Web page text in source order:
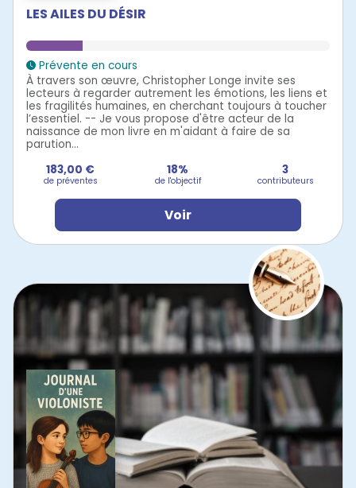
LES AILES DU DÉSIR
Prévente en cours
À travers son œuvre, Christopher Longe invite ses
lecteurs à regarder autrement les émotions, les liens et
les fragilités humaines, en cherchant toujours à toucher
l’essentiel. -- Je vous propose d'être acteur de la
naissance de mon livre en m'aidant à faire de sa
parution...
183,00 €
de préventes
18%
de l'objectif
3
contributeurs
Voir